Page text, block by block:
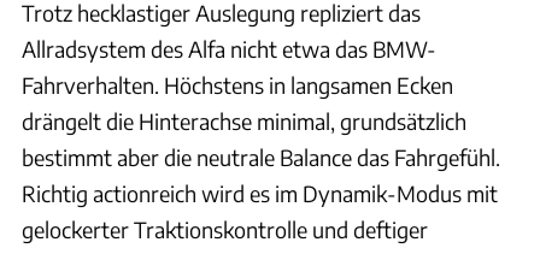
Trotz hecklastiger Auslegung repliziert das
Allradsystem des Alfa nicht etwa das BMW-
Fahrverhalten. Höchstens in langsamen Ecken
drängelt die Hinterachse minimal, grundsätzlich
bestimmt aber die neutrale Balance das Fahrgefühl.
Richtig actionreich wird es im Dynamik-Modus mit
gelockerter Traktionskontrolle und deftiger